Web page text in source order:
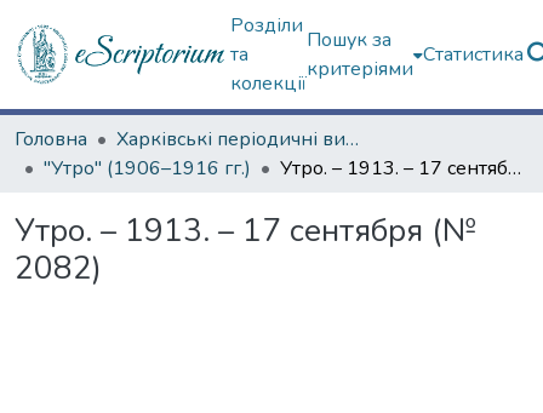
Розділи
та
колекції
Пошук за
критеріями
Статистика
Головна
Харківські періодичні видання
"Утро" (1906–1916 гг.)
Утро. – 1913. – 17 сентября (№ 2082)
Утро. – 1913. – 17 сентября (№
2082)